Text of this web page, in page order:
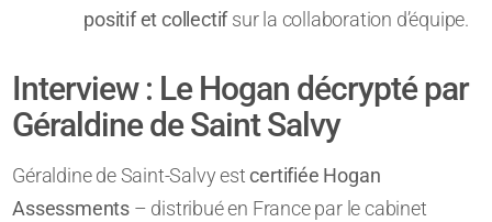
positif et collectifsur la collaboration d’équipe.
Interview : Le Hogan décrypté par
Géraldine de Saint Salvy
Géraldine de Saint-Salvy estcertifiée Hogan
Assessments – distribué en France par le cabinet